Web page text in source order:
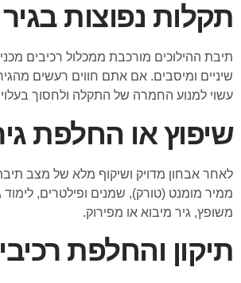
תקלות נפוצות בגיר
תיבת ההילוכים מורכבת ממכלול רכיבים
שיניים ומיסבים. אם אתם חווים רעשים
עשוי למנוע החמרה של התקלה ולחסוך
שיפוץ או החלפת
לאחר אבחון מדויק ושיקוף מלא של מצב
ממיר מומנט (טורק), שמנים ופילטרים,
משופץ, גיר מיבוא או מפירוק.
תיקון והחלפת